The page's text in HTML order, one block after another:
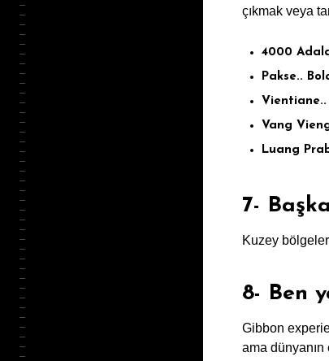
çıkmak veya
4000
Pakse..
Vientiane..
Vang
Luang
7-
Kuzey
8- Ben
Gibbon
ama